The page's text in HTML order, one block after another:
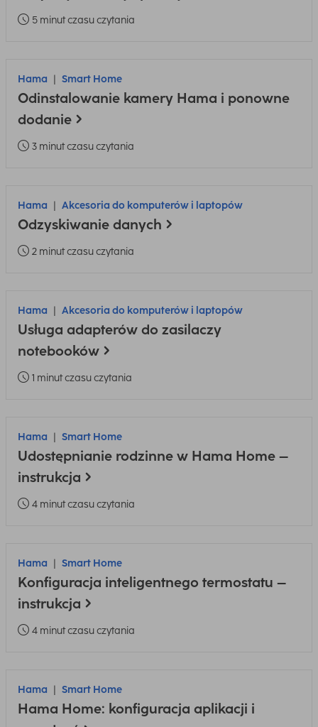
5 minut czasu czytania
Hama Smart Home
Odinstalowanie kamery Hama i ponowne
dodanie
3 minut czasu czytania
Hama Akcesoria do komputerów i laptopów
Odzyskiwanie danych
2 minut czasu czytania
Hama Akcesoria do komputerów i laptopów
Usługa adapterów do zasilaczy
notebooków
1 minut czasu czytania
Hama Smart Home
Udostępnianie rodzinne w Hama Home –
instrukcja
4 minut czasu czytania
Hama Smart Home
Konfiguracja inteligentnego termostatu –
instrukcja
4 minut czasu czytania
Hama Smart Home
Hama Home: konfiguracja aplikacji i